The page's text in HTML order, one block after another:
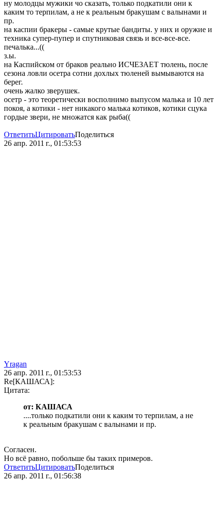
ну молодцы мужики чо сказать, только подкатили они к
каким то терпилам, а не к реальным бракушам с валынами и
пр.
на каспии бракеры - самые крутые бандиты. у них и оружие и
техника супер-пупер и спутниковая связь и все-все-все.
печалька...((
з.ы.
на Каспийском от браков реально ИСЧЕЗАЕТ тюлень, после
сезона ловли осетра сотни дохлых тюленей вымываются на
берег.
очень жалко зверушек.
осетр - это теоретически восполнимо выпусом малька и 10 лет
покоя, а котики - нет никакого малька котиков, котики сцука
гордые звери, не множатся как рыба((
ОтветитьЦитироватьПоделиться
26 апр. 2011 г., 01:53:53
Yragan
26 апр. 2011 г., 01:53:53
Re[КАШАСА]:
Цитата:
от: КАШАСА
....только подкатили они к каким то терпилам, а не
к реальным бракушам с валынами и пр.
Согласен.
Но всё равно, побольше бы таких примеров.
ОтветитьЦитироватьПоделиться
26 апр. 2011 г., 01:56:38